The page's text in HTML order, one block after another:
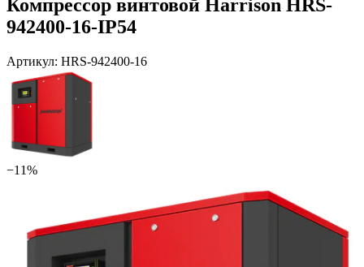
Компрессор винтовой Harrison HRS-
942400-16-IP54
Артикул: HRS-942400-16
−11%